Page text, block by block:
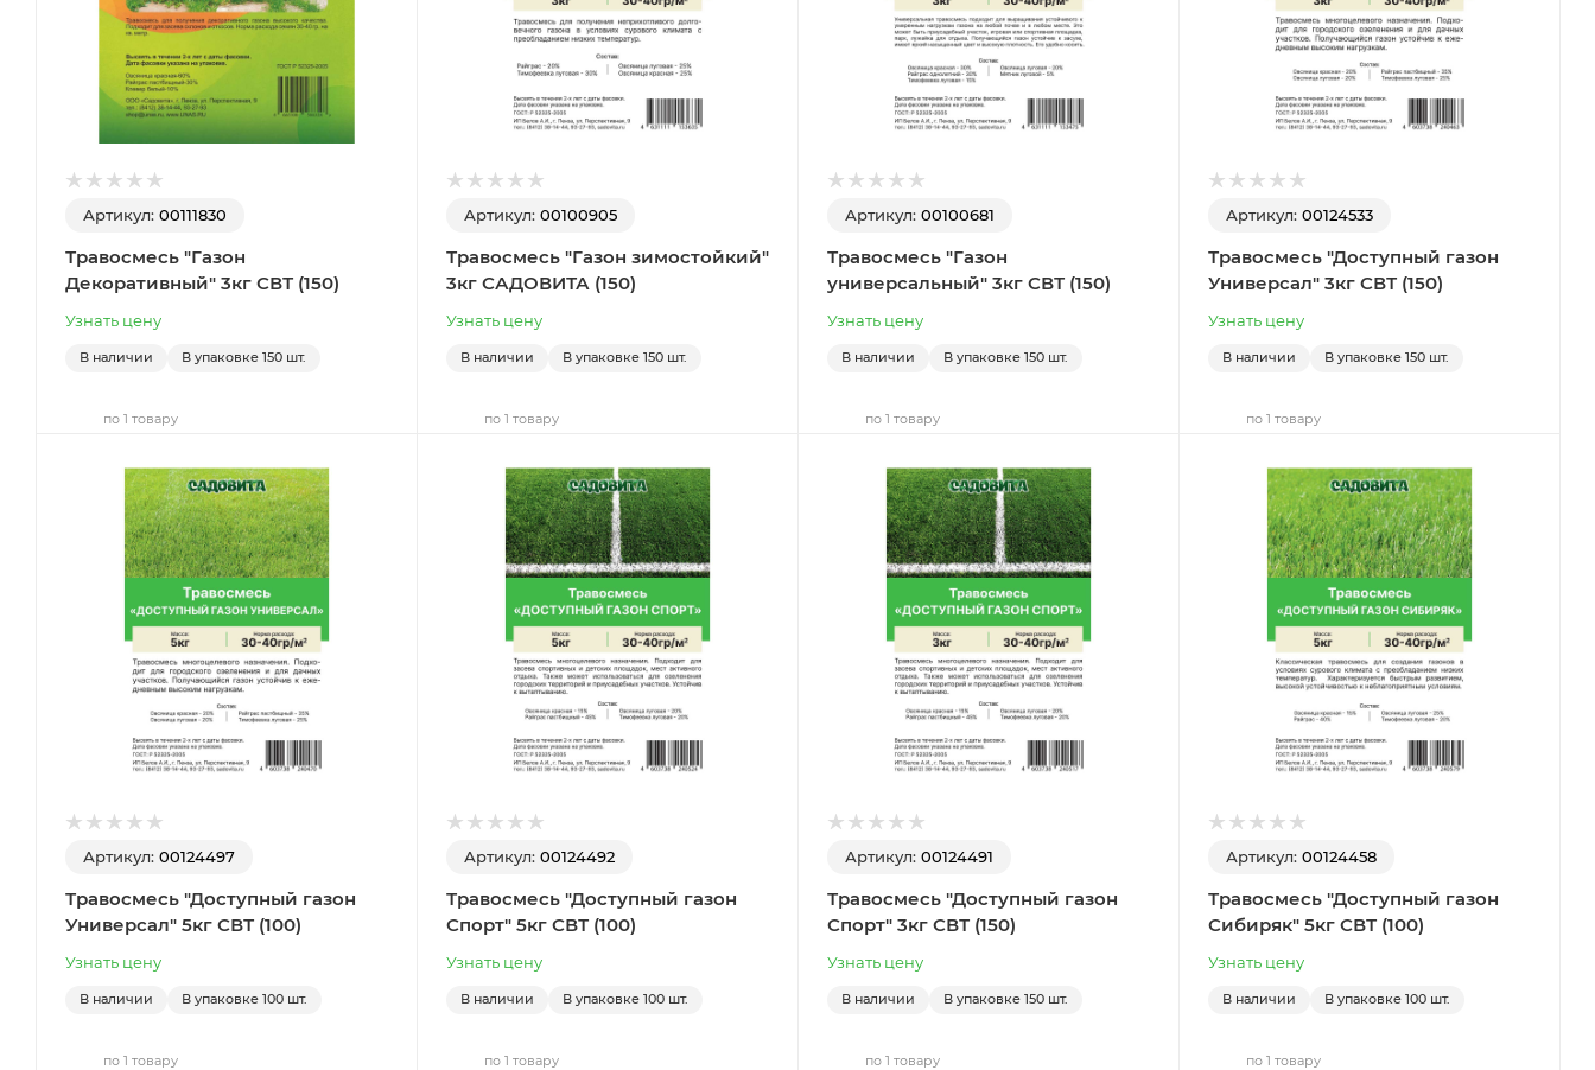
Артикул: 00111830
Травосмесь "Газон
Декоративный" 3кг СВТ (150)
Узнать цену
В наличии В упаковке 150 шт.
по 1 товару
Артикул: 00100905
Травосмесь "Газон зимостойкий"
3кг САДОВИТА (150)
Узнать цену
В наличии В упаковке 150 шт.
по 1 товару
Артикул: 00100681
Травосмесь "Газон
универсальный" 3кг СВТ (150)
Узнать цену
В наличии В упаковке 150 шт.
по 1 товару
Артикул: 00124533
Травосмесь "Доступный газон
Универсал" 3кг СВТ (150)
Узнать цену
В наличии В упаковке 150 шт.
по 1 товару
Артикул: 00124497
Травосмесь "Доступный газон
Универсал" 5кг СВТ (100)
Узнать цену
В наличии В упаковке 100 шт.
по 1 товару
Артикул: 00124492
Травосмесь "Доступный газон
Спорт" 5кг СВТ (100)
Узнать цену
В наличии В упаковке 100 шт.
по 1 товару
Артикул: 00124491
Травосмесь "Доступный газон
Спорт" 3кг СВТ (150)
Узнать цену
В наличии В упаковке 150 шт.
по 1 товару
Артикул: 00124458
Травосмесь "Доступный газон
Сибиряк" 5кг СВТ (100)
Узнать цену
В наличии В упаковке 100 шт.
по 1 товару